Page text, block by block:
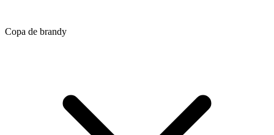
Copa de brandy